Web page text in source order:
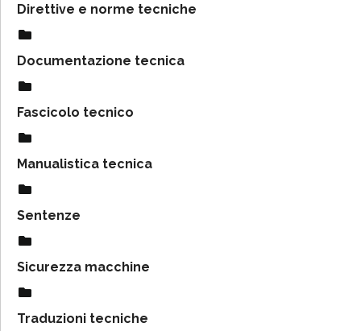
Direttive e norme tecniche
Documentazione tecnica
Fascicolo tecnico
Manualistica tecnica
Sentenze
Sicurezza macchine
Traduzioni tecniche